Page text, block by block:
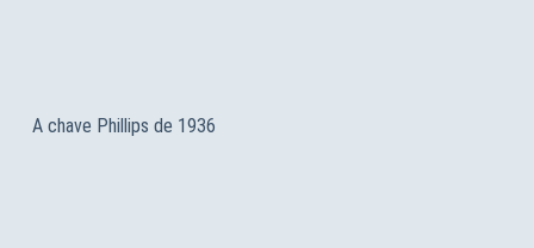
A chave Phillips de 1936